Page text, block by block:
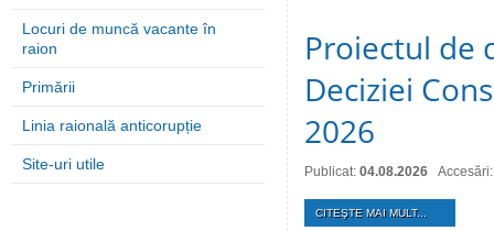
Locuri de muncă vacante în
raion
Primării
Linia raională anticorupție
Site-uri utile
Proiectul de
Deciziei
2026
Publicat: 04.08.2026
CITEŞTE MAI MULT...